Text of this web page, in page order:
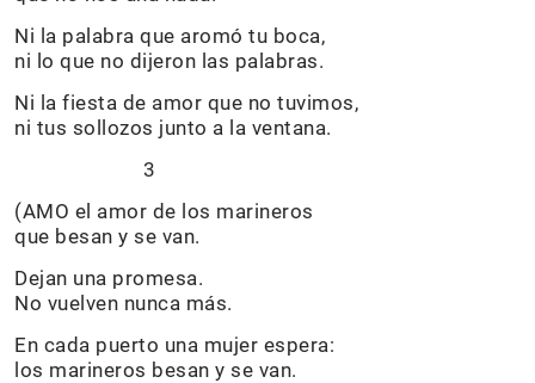
Ni la palabra que aromó tu boca,
ni lo que no dijeron las palabras.
Ni la fiesta de amor que no tuvimos,
ni tus sollozos junto a la ventana.
3
(AMO el amor de los marineros
que besan y se van.
Dejan una promesa.
No vuelven nunca más.
En cada puerto una mujer espera:
los marineros besan y se van.